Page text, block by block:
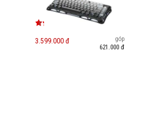
3.599.000 đ
Trả góp
621.000 đ